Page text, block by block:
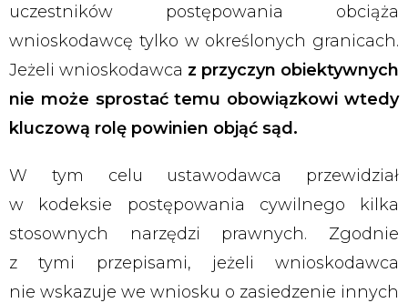
uczestników postępowania obciąża
wnioskodawcę tylko w określonych granicach.
Jeżeli wnioskodawca z przyczyn obiektywnych
nie może sprostać temu obowiązkowi wtedy
kluczową rolę powinien objąć sąd.
W tym celu ustawodawca przewidział
w kodeksie postępowania cywilnego kilka
stosownych narzędzi prawnych. Zgodnie
z tymi przepisami, jeżeli wnioskodawca
nie wskazuje we wniosku o zasiedzenie innych